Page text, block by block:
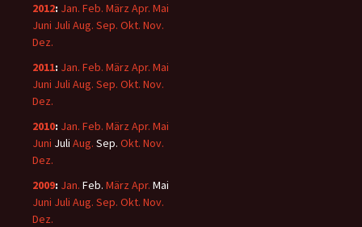
2012: Jan. Feb. März Apr. Mai
Juni Juli Aug. Sep. Okt. Nov.
Dez.
2011: Jan. Feb. März Apr. Mai
Juni Juli Aug. Sep. Okt. Nov.
Dez.
2010: Jan. Feb. März Apr. Mai
Juni Juli Aug. Sep. Okt. Nov.
Dez.
2009: Jan. Feb. März Apr. Mai
Juni Juli Aug. Sep. Okt. Nov.
Dez.